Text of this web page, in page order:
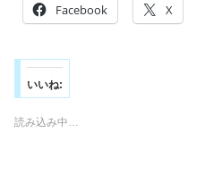
Facebook X
いいね:
読み込み中…